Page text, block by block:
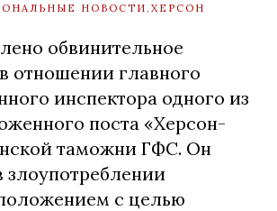
НОВОСТИ ХЕРСОН
обвинительное
отношении главного
инспектора одного из
поста «Херсон-
таможни ГФС. Он
злоупотреблении
с целью